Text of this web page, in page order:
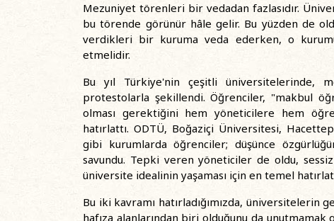
Mezuniyet törenleri bir vedadan fazlasıdır.
bu törende görünür hâle gelir. Bu yüzden de
verdikleri bir kuruma veda ederken, o
etmelidir.
Bu yıl Türkiye'nin çeşitli üniversitelerinde,
protestolarla şekillendi. Öğrenciler, "makbul
olması gerektiğini hem yöneticilere hem
hatırlattı. ODTÜ, Boğaziçi Üniversitesi,
gibi kurumlarda öğrenciler; düşünce
savundu. Tepki veren yöneticiler de oldu,
üniversite idealinin yaşaması için en temel
Bu iki kavramı hatırladığımızda, üniversitelerin
hafıza alanlarından biri olduğunu da unutmamak